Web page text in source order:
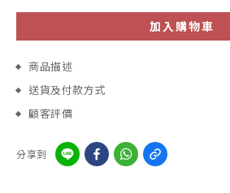
加入購物車
商品描述
送貨及付款方式
顧客評價
分享到